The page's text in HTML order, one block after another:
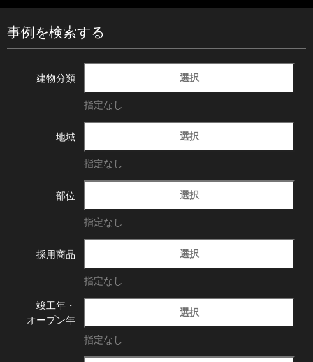
事例を検索する
建物分類 選択
指定なし
地域 選択
指定なし
部位 選択
指定なし
採用商品 選択
指定なし
竣工年・
オープン年
選択
指定なし